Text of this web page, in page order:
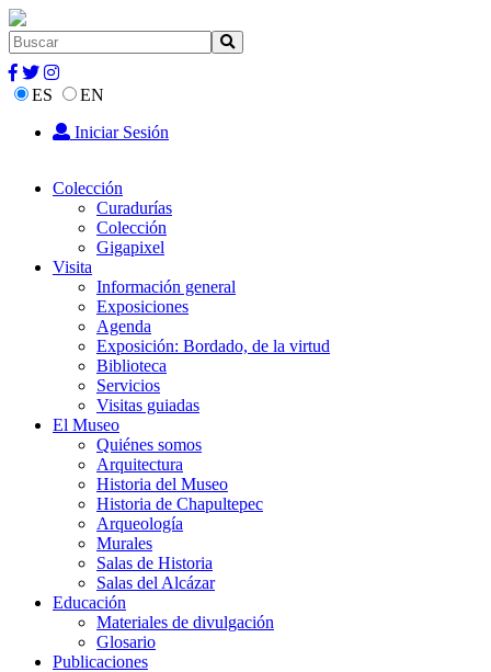
ES
EN
Iniciar Sesión
Colección
Curadurías
Colección
Gigapixel
Visita
Información general
Exposiciones
Agenda
Exposición: Bordado, de la virtud
Biblioteca
Servicios
Visitas guiadas
El Museo
Quiénes somos
Arquitectura
Historia del Museo
Historia de Chapultepec
Arqueología
Murales
Salas de Historia
Salas del Alcázar
Educación
Materiales de divulgación
Glosario
Publicaciones